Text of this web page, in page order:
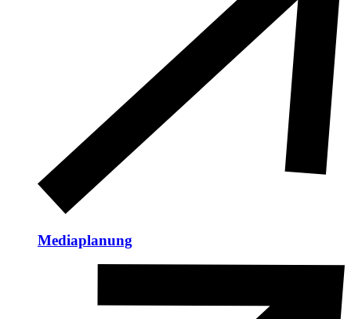
Mediaplanung